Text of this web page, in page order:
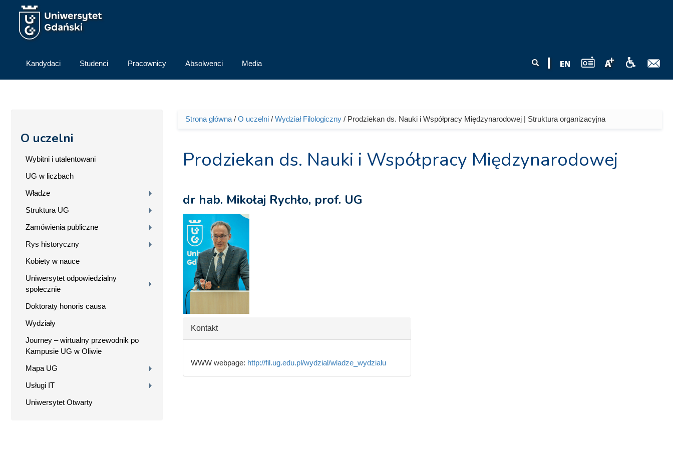
Przejdź do treści
Szukaj
Kandydaci Studenci Pracownicy Absolwenci Media
O uczelni
Wybitni i utalentowani
UG w liczbach
Władze
Struktura UG
Zamówienia publiczne
Rys historyczny
Kobiety w nauce
Uniwersytet odpowiedzialny
społecznie
Doktoraty honoris causa
Wydziały
Journey – wirtualny przewodnik po
Kampusie UG w Oliwie
Mapa UG
Usługi IT
Uniwersytet Otwarty
Jesteś tutaj
Strona główna/ O uczelni/ Wydział Filologiczny/ Prodziekan ds. Nauki i Współpracy Międzynarodowej | Struktura organizacyjna
Prodziekan ds. Nauki i Współpracy Międzynarodowej
dr hab. Mikołaj Rychło, prof. UG
Ukryj
Kontakt
WWW webpage: http://fil.ug.edu.pl/wydzial/wladze_wydzialu